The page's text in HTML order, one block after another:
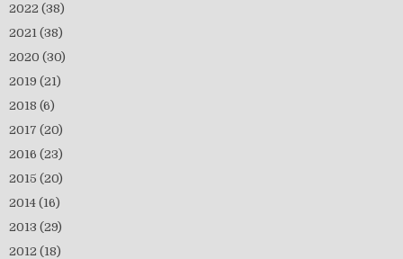
2022 (38)
2021 (38)
2020 (30)
2019 (21)
2018 (6)
2017 (20)
2016 (23)
2015 (20)
2014 (16)
2013 (29)
2012 (18)